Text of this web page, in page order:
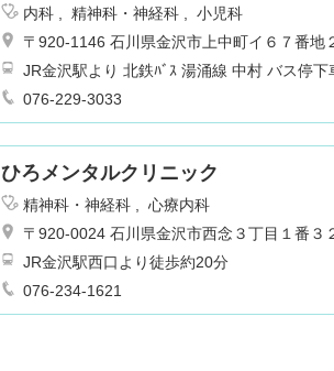
内科 精神科・神経科
小児科
〒920-1146 石川県金沢市上中町イ６７番地
JR金沢駅より 北鉄ﾊﾞｽ 湯涌線 中村 バス停下
076-229-3033
ひろメンタルクリニック
精神科・神経科
心療内科
〒920-0024 石川県金沢市西念３丁目１番３
JR金沢駅西口より徒歩約20分
076-234-1621